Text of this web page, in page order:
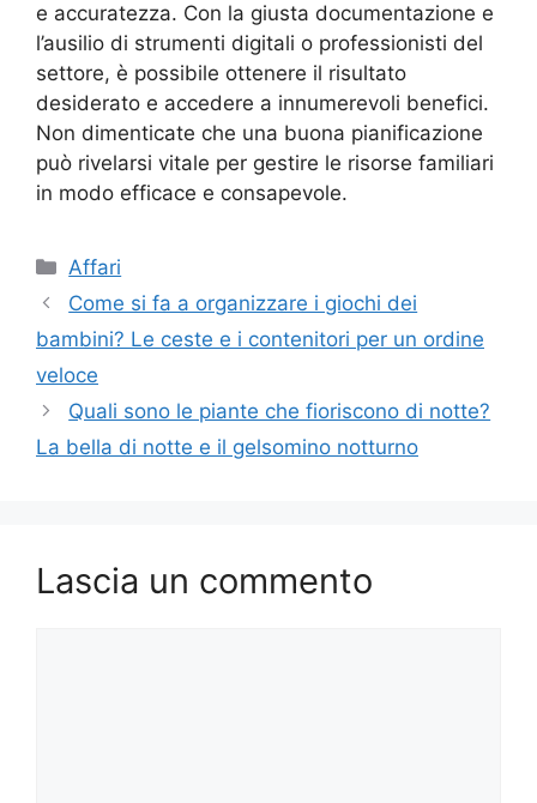
e accuratezza. Con la giusta documentazione e
l’ausilio di strumenti digitali o professionisti del
settore, è possibile ottenere il risultato
desiderato e accedere a innumerevoli benefici.
Non dimenticate che una buona pianificazione
può rivelarsi vitale per gestire le risorse familiari
in modo efficace e consapevole.
Categorie
Affari
Come si fa a organizzare i giochi dei
bambini? Le ceste e i contenitori per un ordine
veloce
Quali sono le piante che fioriscono di notte?
La bella di notte e il gelsomino notturno
Lascia un commento